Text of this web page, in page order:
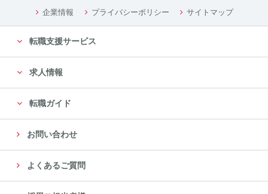
企業情報 プライバシーポリシー サイトマップ
転職支援サービス
求人情報
転職ガイド
お問い合わせ
よくあるご質問